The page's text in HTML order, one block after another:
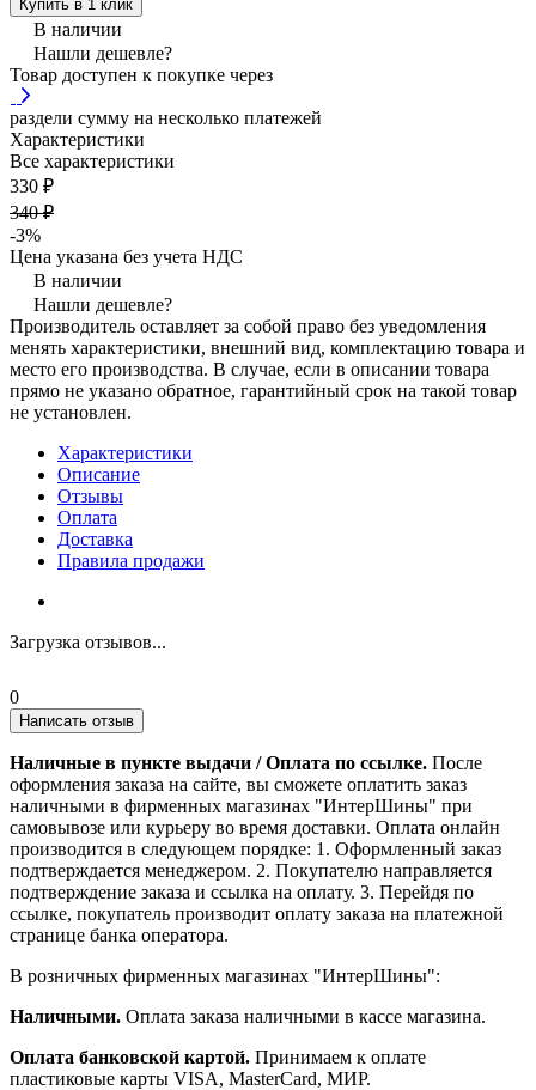
Купить в 1 клик
В наличии
Нашли дешевле?
Товар доступен к покупке через
раздели сумму на несколько платежей
Характеристики
Все характеристики
330 ₽
340 ₽
-3%
Цена указана без учета НДС
В наличии
Нашли дешевле?
Производитель оставляет за собой право без уведомления
менять характеристики, внешний вид, комплектацию товара и
место его производства. В случае, если в описании товара
прямо не указано обратное, гарантийный срок на такой товар
не установлен.
Характеристики
Описание
Отзывы
Оплата
Доставка
Правила продажи
Загрузка отзывов...
0
Написать отзыв
Наличные в пункте выдачи / Оплата по ссылке. После
оформления заказа на сайте, вы сможете оплатить заказ
наличными в фирменных магазинах "ИнтерШины" при
самовывозе или курьеру во время доставки. Оплата онлайн
производится в следующем порядке: 1. Оформленный заказ
подтверждается менеджером. 2. Покупателю направляется
подтверждение заказа и ссылка на оплату. 3. Перейдя по
ссылке, покупатель производит оплату заказа на платежной
странице банка оператора.
В розничных фирменных магазинах "ИнтерШины":
Наличными. Оплата заказа наличными в кассе магазина.
Оплата банковской картой. Принимаем к оплате
пластиковые карты VISA, MasterCard, МИР.